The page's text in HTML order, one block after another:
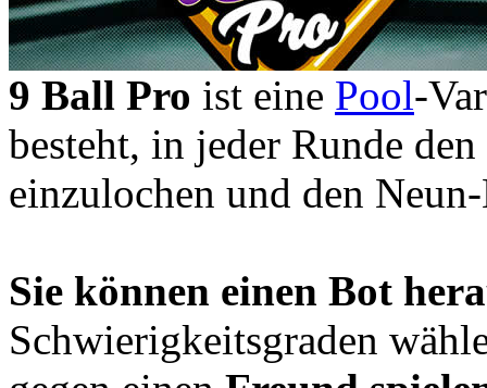
9 Ball Pro ist eine Pool-
besteht, in jeder Runde
einzulochen und den
Sie können einen Bot
Schwierigkeitsgraden